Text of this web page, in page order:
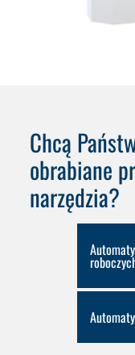
Chcą
obrabiane
narzędzia?